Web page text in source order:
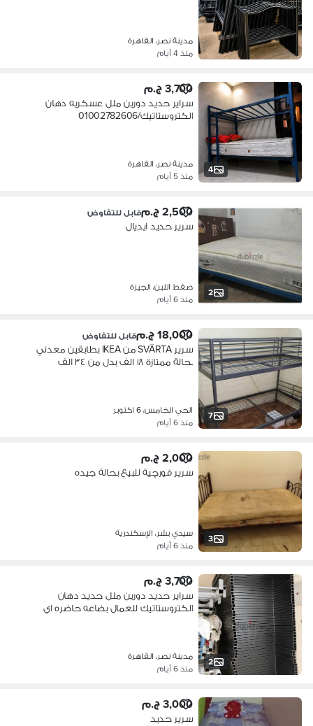
مدينة نصر، القاهرة
منذ 4 أيام
4
3,700 ج.م
سراير حديد دورين ملل عسكريه دهان
الكتروستاتيك/01002782606
مدينة نصر، القاهرة
منذ 5 أيام
2
2,500 ج.م قابل للتفاوض
سرير حديد ايديال
صفط اللبن، الجيزة
منذ 6 أيام
7
18,000 ج.م قابل للتفاوض
سرير SVÄRTA من IKEA بطابقين معدني
بحالة ممتازة ١٨ الف بدل من ٣٤ الف
الحي الخامس، 6 اكتوبر
منذ 6 أيام
3
2,000 ج.م
سرير فورچية للبيع بحالة جيده
سيدي بشر، الإسكندرية
منذ 6 أيام
2
3,700 ج.م
سراير حديد دورين ملل حديد دهان
الكتروستاتيك للعمال بضاعه حاضره اي
مدينة نصر، القاهرة
منذ 6 أيام
3,000 ج.م
سرير حديد